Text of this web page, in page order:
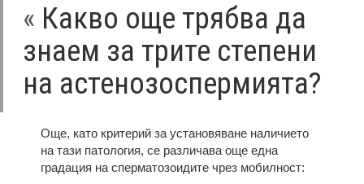
« Какво още трябва да
знаем за трите степени
на астенозоспермията?
Още, като критерий за установяване наличието
на тази патология, се различава още една
градация на сперматозоидите чрез мобилност: